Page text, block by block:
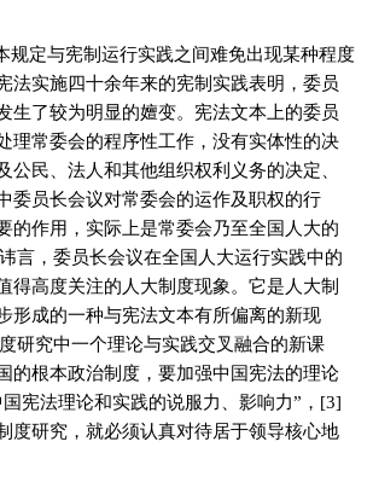
规定与宪制运行实践之间难免出现某种程度
法实施四十余年来的宪制实践表明，委员
生了较为明显的嬗变。宪法文本上的委员
理常委会的程序性工作，没有实体性的决
公民、法人和其他组织权利义务的决定、
委员长会议对常委会的运作及职权的行
的作用，实际上是常委会乃至全国人大的
言，委员长会议在全国人大运行实践中的
得高度关注的人大制度现象。它是人大制
形成的一种与宪法文本有所偏离的新现
研究中一个理论与实践交叉融合的新课
的根本政治制度，要加强中国宪法的理论
宪法理论和实践的说服力、影响力”， [3]
度研究，就必须认真对待居于领导核心地